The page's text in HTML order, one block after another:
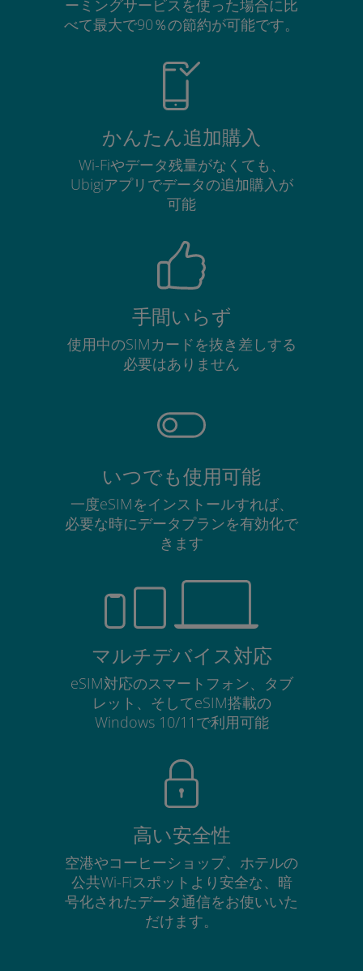
ーミングサービスを使った場合に比
べて最大で90％の節約が可能です。
かんたん追加購入
Wi-Fiやデータ残量がなくても、
Ubigiアプリでデータの追加購入が
可能
手間いらず
使用中のSIMカードを抜き差しする
必要はありません
いつでも使用可能
一度eSIMをインストールすれば、
必要な時にデータプランを有効化で
きます
マルチデバイス対応
eSIM対応のスマートフォン、タブ
レット、そしてeSIM搭載の
Windows 10/11で利用可能
高い安全性
空港やコーヒーショップ、ホテルの
公共Wi-Fiスポットより安全な、暗
号化されたデータ通信をお使いいた
だけます。